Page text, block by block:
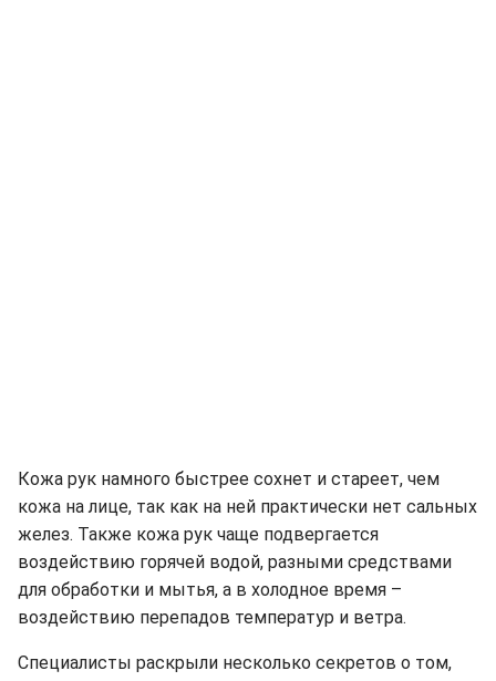
Кожа рук намного быстрее сохнет и стареет, чем
кожа на лице, так как на ней практически нет сальных
желез. Также кожа рук чаще подвергается
воздействию горячей водой, разными средствами
для обработки и мытья, а в холодное время –
воздействию перепадов температур и ветра.
Специалисты раскрыли несколько секретов о том,